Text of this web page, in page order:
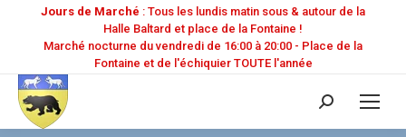
Jours de Marché : Tous les lundis matin sous & autour de la
Halle Baltard et place de la Fontaine !
Marché nocturne du vendredi de 16:00 à 20:00 - Place de la
Fontaine et de l'échiquier TOUTE l'année
Recherche
: